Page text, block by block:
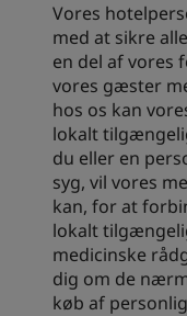
Vores
med at sikre
en del af vores
vores gæster
hos os kan
lokalt
du eller en
syg, vil vores
kan, for at
lokalt
medicinske
dig om de
køb af